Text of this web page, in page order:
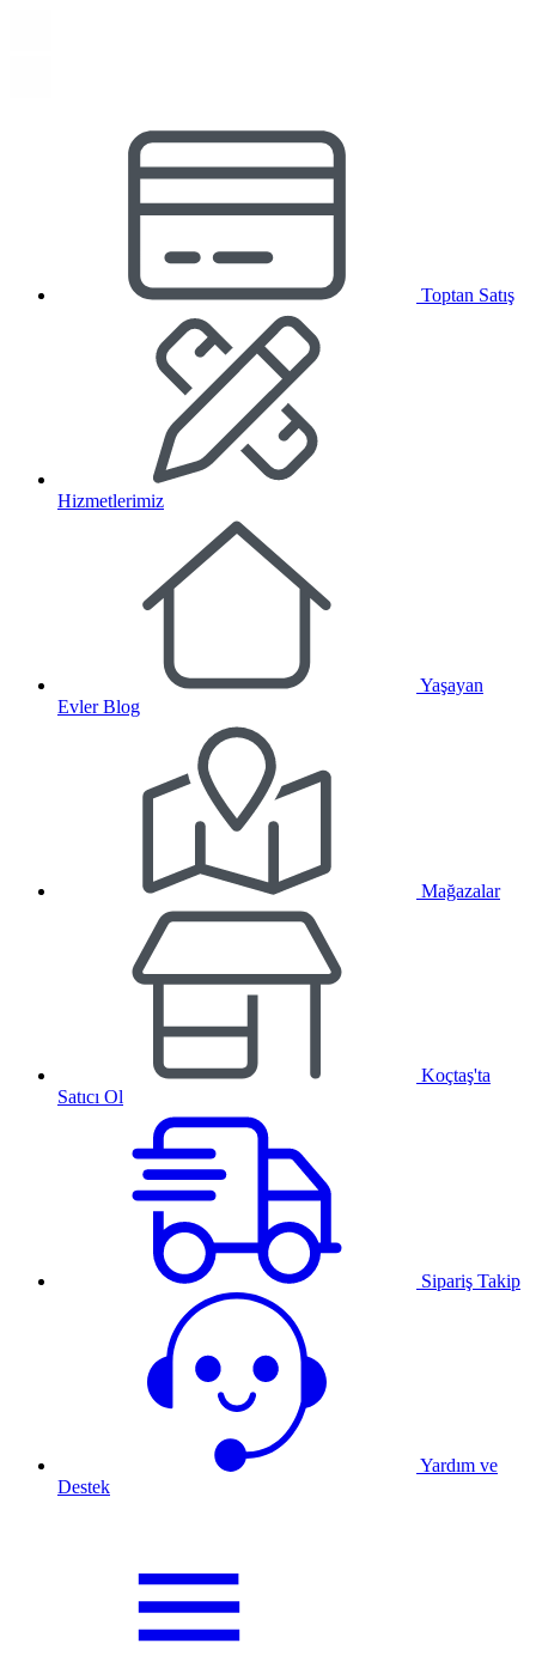
Toptan Satış
Hizmetlerimiz
Yaşayan
Evler Blog
Mağazalar
Koçtaş'ta
Satıcı Ol
Sipariş Takip
Yardım ve
Destek